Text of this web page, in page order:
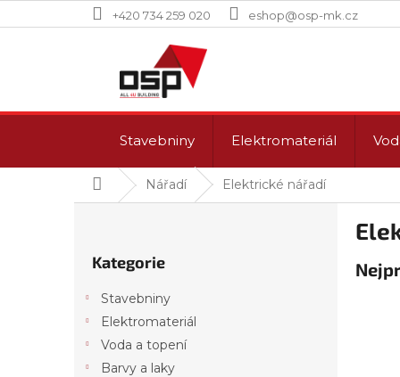
na
+420 734 259 020 eshop@osp-mk.cz
Stavebniny Elektromateriál
DomůNářadí Elektrické nářadí
kategorie
Kategorie
Stavebniny
Elektromateriál
Voda a topení
Barvy a laky